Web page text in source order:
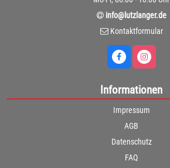
info@lutzlanger.de
Kontaktformular
Informationen
Impressum
AGB
Datenschutz
FAQ